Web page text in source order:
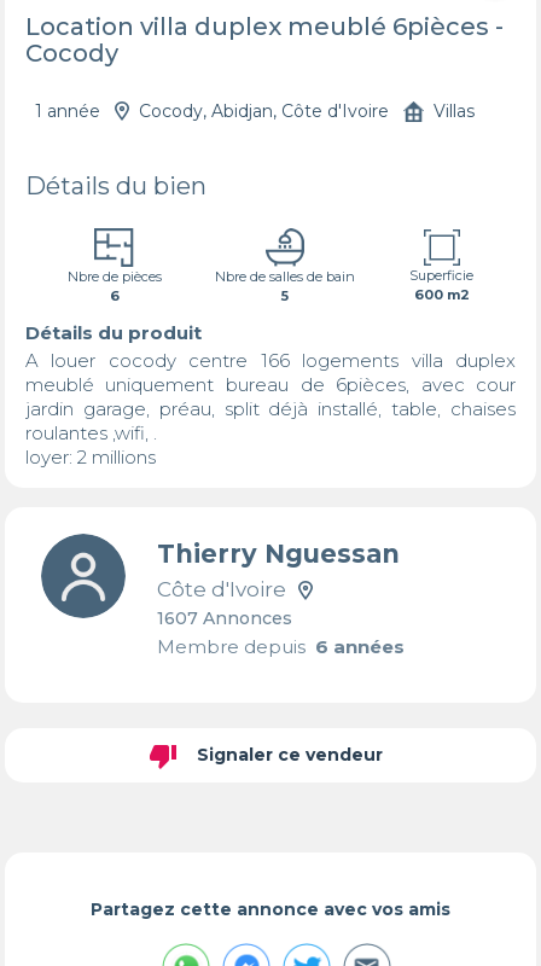
Location villa duplex meublé 6pièces -
Cocody
1 année Cocody, Abidjan, Côte d'Ivoire Villas
Détails du bien
Nbre de pièces
6
Nbre de salles de bain
5
Superficie
600 m2
Détails du produit
A louer cocody centre 166 logements villa duplex
meublé uniquement bureau de 6pièces, avec cour
jardin garage, préau, split déjà installé, table, chaises
roulantes ,wifi, .
loyer: 2 millions
Thierry Nguessan
Côte d'Ivoire
1607 Annonces
Membre depuis6 années
thumb_down Signaler ce vendeur
Partagez cette annonce avec vos amis